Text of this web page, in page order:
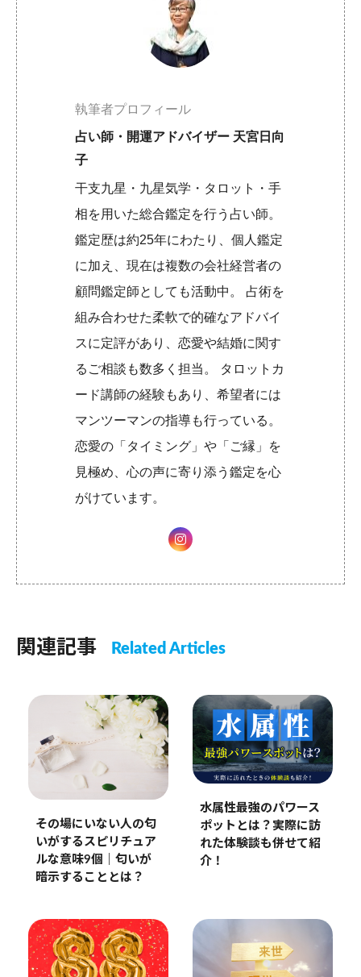
執筆者プロフィール
占い師・開運アドバイザー 天宮日向
子
干支九星・九星気学・タロット・手
相を用いた総合鑑定を行う占い師。
鑑定歴は約25年にわたり、個人鑑定
に加え、現在は複数の会社経営者の
顧問鑑定師としても活動中。 占術を
組み合わせた柔軟で的確なアドバイ
スに定評があり、恋愛や結婚に関す
るご相談も数多く担当。 タロットカ
ード講師の経験もあり、希望者には
マンツーマンの指導も行っている。
恋愛の「タイミング」や「ご縁」を
見極め、心の声に寄り添う鑑定を心
がけています。
関連記事 Related Articles
その場にいない人の匂
いがするスピリチュア
ルな意味9個｜匂いが
暗示することとは？
水属性最強のパワース
ポットとは？実際に訪
れた体験談も併せて紹
介！